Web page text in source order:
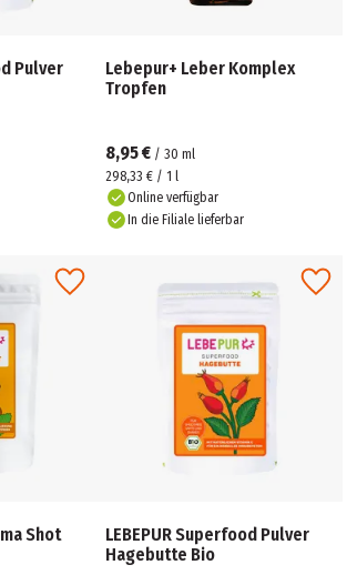
Pulver
Lebepur+ Leber Komplex
Tropfen
8,95 € / 30 ml
298,33 € / 1 l
Online verfügbar
In die Filiale lieferbar
Shot
LEBEPUR Superfood Pulver
Hagebutte Bio